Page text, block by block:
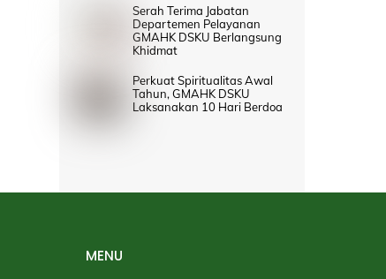
Serah Terima Jabatan
Departemen Pelayanan
GMAHK DSKU Berlangsung
Khidmat
Perkuat Spiritualitas Awal
Tahun, GMAHK DSKU
Laksanakan 10 Hari Berdoa
MENU